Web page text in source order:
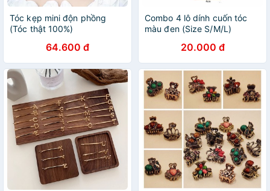
Tóc kẹp mini độn phồng
(Tóc thật 100%)
64.600 đ
Combo 4 lô dính cuốn tóc
màu đen (Size S/M/L)
20.000 đ